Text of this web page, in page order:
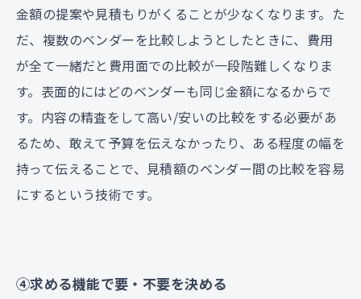
金額の提案や見積もりがくることが少なくなります。た
だ、複数のベンダーを比較しようとしたときに、費用
が全て一緒だと費用面での比較が一段階難しくなりま
す。表面的にはどのベンダーも同じ金額になるからで
す。内容の精査をして高い/安いの比較をする必要があ
るため、敢えて予算を伝えなかったり、ある程度の幅を
持って伝えることで、見積額のベンダー間の比較を容易
にするという技術です。
④求める機能で要・不要を決める